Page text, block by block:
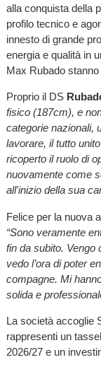
alla conquista della
profilo tecnico e
innesto di grande
energia e qualità in
Max Rubado
Proprio il DS
fisico (187cm), e
categorie nazionali,
lavorare, il tutto
ricoperto il ruolo di
nuovamente come
all'inizio della sua
Felice per la nuova
“Sono veramente
fin da subito. Vengo
vedo l’ora di poter
compagne. Mi
solida e
La società accoglie
rappresenti un
2026/27 e un